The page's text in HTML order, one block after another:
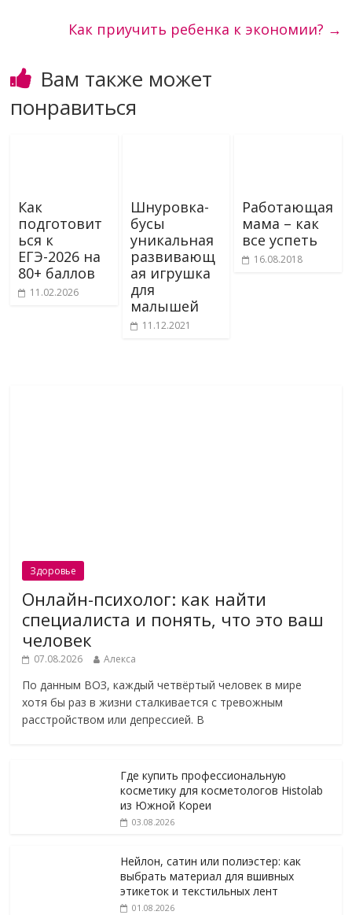
Как приучить ребенка к экономии? →
Вам также может
понравиться
Как
подготовит
ься к
ЕГЭ-2026 на
80+ баллов
11.02.2026
Шнуровка-
бусы
уникальная
развивающ
ая игрушка
для
малышей
11.12.2021
Работающая
мама – как
все успеть
16.08.2018
Здоровье
Онлайн-психолог: как найти
специалиста и понять, что это ваш
человек
07.08.2026 Алекса
По данным ВОЗ, каждый четвёртый человек в мире
хотя бы раз в жизни сталкивается с тревожным
расстройством или депрессией. В
Где купить профессиональную
косметику для косметологов Histolab
из Южной Кореи
03.08.2026
Нейлон, сатин или полиэстер: как
выбрать материал для вшивных
этикеток и текстильных лент
01.08.2026